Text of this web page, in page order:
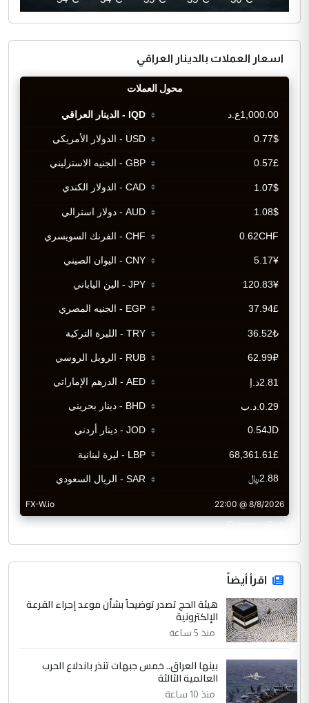
اسعار العملات بالدينار العراقي
CurrencyRate
اقرأ أيضاً
هيئة الحج تصدر توضيحاً بشأن موعد إجراء القرعة
الإلكترونية
منذ 5 ساعة
بينها العراق.. خمس جبهات تنذر باندلاع الحرب
العالمية الثالثة
منذ 10 ساعة